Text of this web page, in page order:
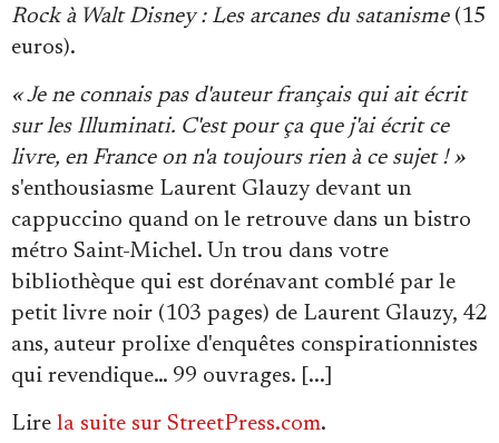
Se connecter
Rock à Walt Disney : Les arcanes du satanisme(15
euros).
« Je ne connais pas d'auteur français qui ait écrit
sur les Illuminati. C'est pour ça que j'ai écrit ce
livre, en France on n'a toujours rien à ce sujet ! »
s'enthousiasme Laurent Glauzy devant un
cappuccino quand on le retrouve dans un bistro
métro Saint-Michel. Un trou dans votre
bibliothèque qui est dorénavant comblé par le
petit livre noir (103 pages) de Laurent Glauzy, 42
ans, auteur prolixe d'enquêtes conspirationnistes
qui revendique… 99 ouvrages. [...]
Lire la suite sur StreetPress.com.